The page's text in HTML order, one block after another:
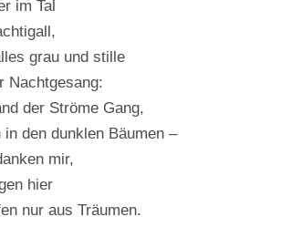
im Tal
grau und stille
Nachtgesang:
der Ströme Gang,
in den dunklen Bäumen –
mir,
hier
nur aus Träumen.